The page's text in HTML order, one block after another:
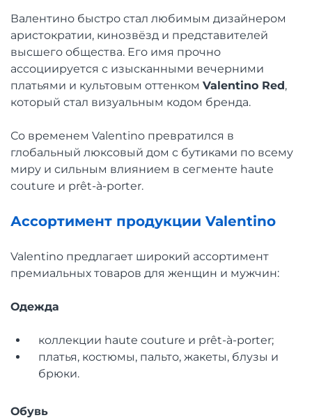
Валентино быстро стал любимым дизайнером
аристократии, кинозвёзд и представителей
высшего общества. Его имя прочно
ассоциируется с изысканными вечерними
платьями и культовым оттенком Valentino Red,
который стал визуальным кодом бренда.
Со временем Valentino превратился в
глобальный люксовый дом с бутиками по всему
миру и сильным влиянием в сегменте haute
couture и prêt-à-porter.
Ассортимент продукции Valentino
Valentino предлагает широкий ассортимент
премиальных товаров для женщин и мужчин:
Одежда
коллекции haute couture и prêt-à-porter;
платья, костюмы, пальто, жакеты, блузы и
брюки.
Обувь